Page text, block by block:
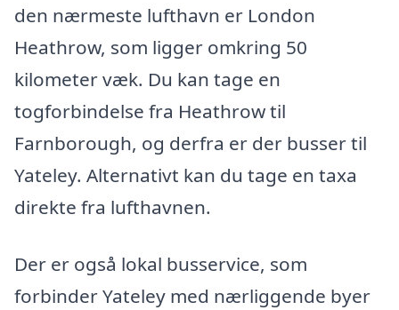
den nærmeste lufthavn er London
Heathrow, som ligger omkring 50
kilometer væk. Du kan tage en
togforbindelse fra Heathrow til
Farnborough, og derfra er der busser til
Yateley. Alternativt kan du tage en taxa
direkte fra lufthavnen.
Der er også lokal busservice, som
forbinder Yateley med nærliggende byer